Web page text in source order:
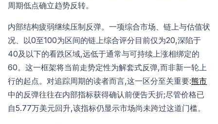
周期低点确立趋势反转。
内部结构疲弱继续压制反弹。一项综合市场、链上与估值状
况、以0至100为区间的链上综合评分目前仅为20,深陷于
40及以下的看跌区域,远低于通常与可持续上涨相绑定的
60。这一框架将当前走势定性为解套式反弹,而非新一轮上
行的起点。对追踪周期的读者而言,这一区分至关重要:熊市
中的反弹往往在内部指标获得确认前便告夭折;尽管价格已
自5.77万美元回升,该指标仍显示市场尚未跨过这道门槛。